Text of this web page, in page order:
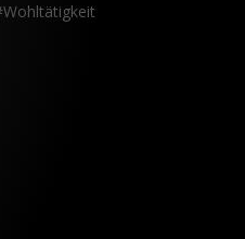
Wohltätigkeit